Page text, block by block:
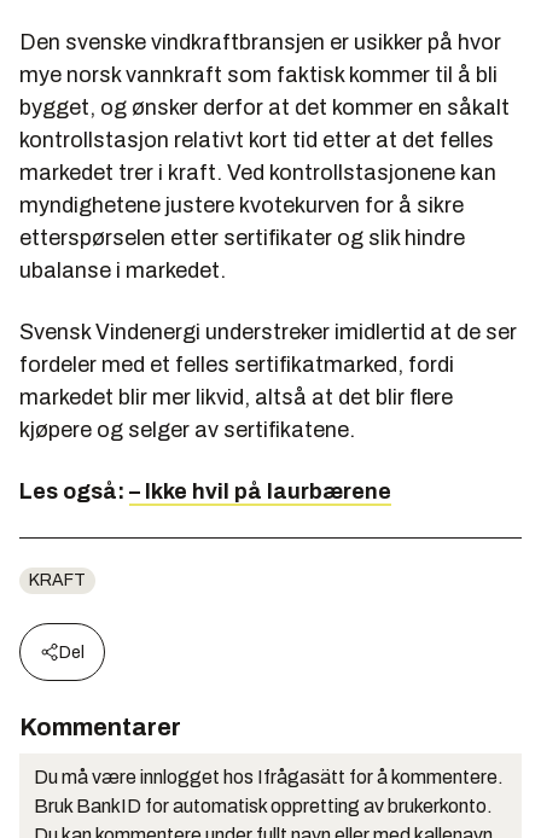
Den svenske vindkraftbransjen er usikker på hvor
mye norsk vannkraft som faktisk kommer til å bli
bygget, og ønsker derfor at det kommer en såkalt
kontrollstasjon relativt kort tid etter at det felles
markedet trer i kraft. Ved kontrollstasjonene kan
myndighetene justere kvotekurven for å sikre
etterspørselen etter sertifikater og slik hindre
ubalanse i markedet.
Svensk Vindenergi understreker imidlertid at de ser
fordeler med et felles sertifikatmarked, fordi
markedet blir mer likvid, altså at det blir flere
kjøpere og selger av sertifikatene.
Les også: – Ikke hvil på laurbærene
KRAFT
Del
Kommentarer
Du må være innlogget hos Ifrågasätt for å kommentere.
Bruk BankID for automatisk oppretting av brukerkonto.